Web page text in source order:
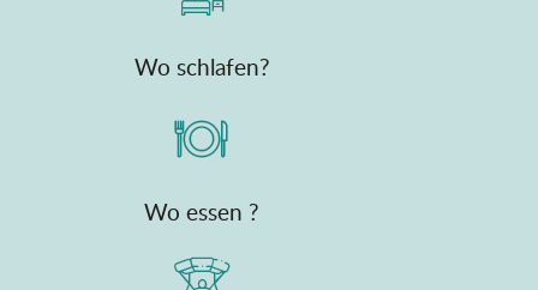
Wo schlafen?
Wo essen ?